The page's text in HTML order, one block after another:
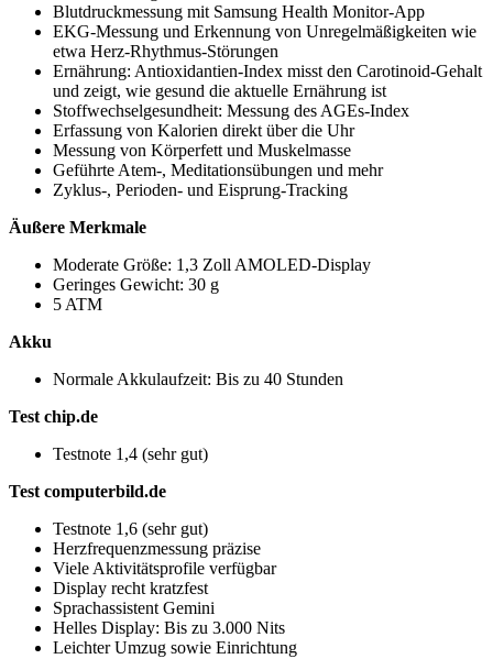
Blutdruckmessung mit Samsung Health Monitor-App
EKG-Messung und Erkennung von Unregelmäßigkeiten wie
etwa Herz-Rhythmus-Störungen
Ernährung: Antioxidantien-Index misst den Carotinoid-Gehalt
und zeigt, wie gesund die aktuelle Ernährung ist
Stoffwechselgesundheit: Messung des AGEs-Index
Erfassung von Kalorien direkt über die Uhr
Messung von Körperfett und Muskelmasse
Geführte Atem-, Meditationsübungen und mehr
Zyklus-, Perioden- und Eisprung-Tracking
Äußere Merkmale
Moderate Größe: 1,3 Zoll AMOLED-Display
Geringes Gewicht: 30 g
5 ATM
Akku
Normale Akkulaufzeit: Bis zu 40 Stunden
Test chip.de
Testnote 1,4 (sehr gut)
Test computerbild.de
Testnote 1,6 (sehr gut)
Herzfrequenzmessung präzise
Viele Aktivitätsprofile verfügbar
Display recht kratzfest
Sprachassistent Gemini
Helles Display: Bis zu 3.000 Nits
Leichter Umzug sowie Einrichtung